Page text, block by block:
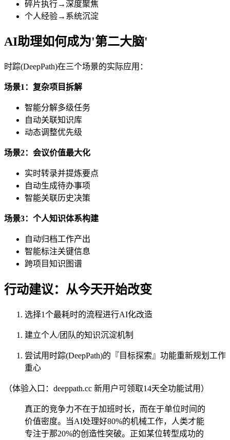
碎片执行→深度聚焦
个人经验→系统沉淀
AI助理如何成为'第二大脑'
时踪(DeepPath)在三个场景的实际应用：
场景1：复杂项目拆解
智能分解多级任务
自动关联知识库
动态调整优先级
场景2：会议价值最大化
实时转录并提炼要点
自动生成待办事项
智能关联历史决策
场景3：个人知识体系构建
自动归档工作产出
智能标注关键信息
跨项目知识图谱
行动建议：从今天开始改变
选择1个最耗时的流程进行AI化改造
建立个人/团队的知识沉淀机制
尝试用时踪(DeepPath)的『目标探索』功能重新规划工作
重心
（体验入口：deeppath.cc 新用户可领取14天全功能试用）
真正的竞争力不在于加班时长，而在于单位时间的
价值密度。当AI处理好80%的机械工作，人类才能
专注于那20%的创造性突破。正如某位转型成功的